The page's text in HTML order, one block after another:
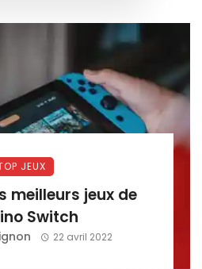
JEUX
meilleurs jeux de
Switch
22 avril 2022